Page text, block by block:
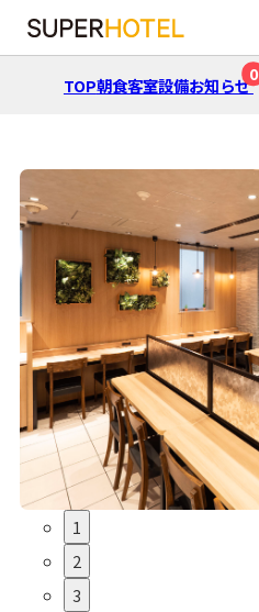
TOP朝⾷客室設備お知らせ
0
1
2
3